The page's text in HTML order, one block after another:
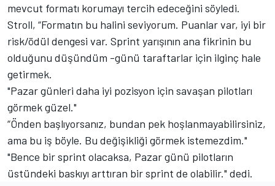
mevcut formatı korumayı tercih edeceğini söyledi.
Stroll, “Formatın bu halini seviyorum. Puanlar var, iyi bir
risk/ödül dengesi var. Sprint yarışının ana fikrinin bu
olduğunu düşündüm -günü taraftarlar için ilginç hale
getirmek.
"Pazar günleri daha iyi pozisyon için savaşan pilotları
görmek güzel."
“Önden başlıyorsanız, bundan pek hoşlanmayabilirsiniz,
ama bu iş böyle. Bu değişikliği görmek istemezdim."
"Bence bir sprint olacaksa, Pazar günü pilotların
üstündeki baskıyı arttıran bir sprint de olabilir." dedi.